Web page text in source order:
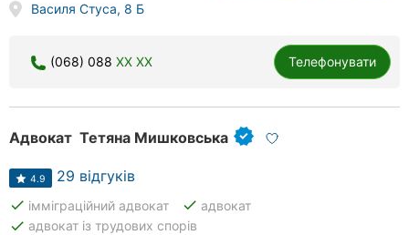
Василя Стуса, 8 Б
(068) 088 XX XX Телефонувати
Адвокат Тетяна Мишковська
4.9 29 відгуків
done імміграційний адвокат done адвокат
done адвокат із трудових спорів